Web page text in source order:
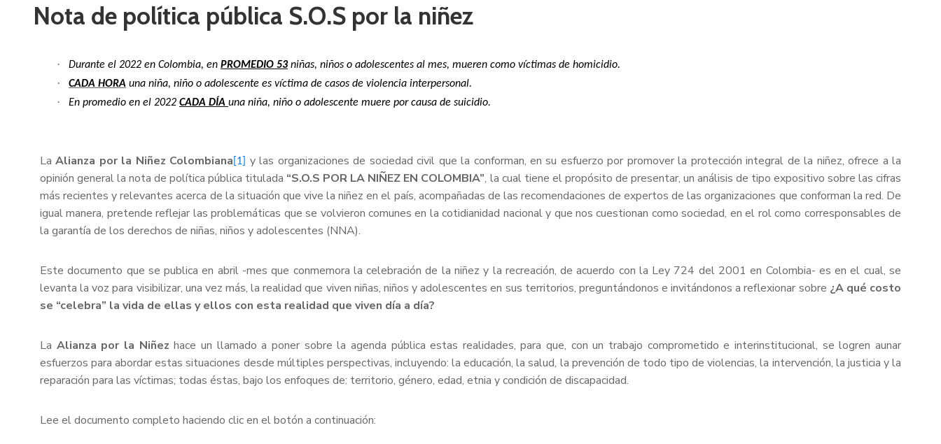
Nota de política pública S.O.S por la niñez
· Durante el 2022 en Colombia, en PROMEDIO 53niñas, niños o adolescentes al mes, mueren como víctimas de homicidio.
· CADA HORA una niña, niño o adolescente es víctima de casos de violencia interpersonal.
· En promedio en el 2022 CADA DÍA una niña, niño o adolescente muere por causa de suicidio.
LaAlianza por la Niñez Colombiana [1]
y las organizaciones de sociedad civil que la conforman, en su esfuerzo por promover la protección integral de la niñez, ofrece a la
opinión general la nota de política pública titulada “S.O.S POR LA NIÑEZ EN COLOMBIA”, la cual tiene el propósito de presentar, un análisis de tipo expositivo sobre las cifras
más recientes y relevantes acerca de la situación que vive la niñez en el país, acompañadas de las recomendaciones de expertos de las organizaciones que conforman la red. De
igual manera, pretende reflejar las problemáticas que se volvieron comunes en la cotidianidad nacional y que nos cuestionan como sociedad, en el rol como corresponsables de
la garantía de los derechos de niñas, niños y adolescentes (NNA).
Este documento que se publica en abril -mes que conmemora la celebración de la niñez y la recreación, de acuerdo con la Ley 724 del 2001 en Colombia- es en el cual, se
levanta la voz para visibilizar, una vez más, la realidad que viven niñas, niños y adolescentes en sus territorios, preguntándonos e invitándonos a reflexionar sobre ¿A qué costo
se “celebra” la vida de ellas y ellos con esta realidad que viven día a día?
La Alianza por la Niñezhace un llamado a poner sobre la agenda pública estas realidades, para que, con un trabajo comprometido e interinstitucional, se logren aunar
esfuerzos para abordar estas situaciones desde múltiples perspectivas, incluyendo: la educación, la salud, la prevención de todo tipo de violencias, la intervención, la justicia y la
reparación para las víctimas; todas éstas, bajo los enfoques de: territorio, género, edad, etnia y condición de discapacidad.
Lee el documento completo haciendo clic en el botón a continuación: